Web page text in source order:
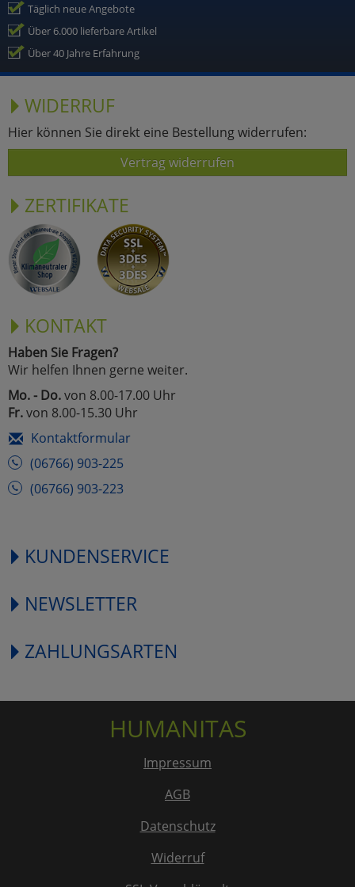
Täglich neue Angebote
Über 6.000 lieferbare Artikel
Über 40 Jahre Erfahrung
WIDERRUF
Hier können Sie direkt eine Bestellung widerrufen:
Vertrag widerrufen
ZERTIFIKATE
KONTAKT
Haben Sie Fragen?
Wir helfen Ihnen gerne weiter.
Mo. - Do.von 8.00-17.00 Uhr
Fr.von 8.00-15.30 Uhr
Kontaktformular
(06766) 903-225
(06766) 903-223
KUNDENSERVICE
NEWSLETTER
ZAHLUNGSARTEN
HUMANITAS
Impressum
AGB
Datenschutz
Widerruf